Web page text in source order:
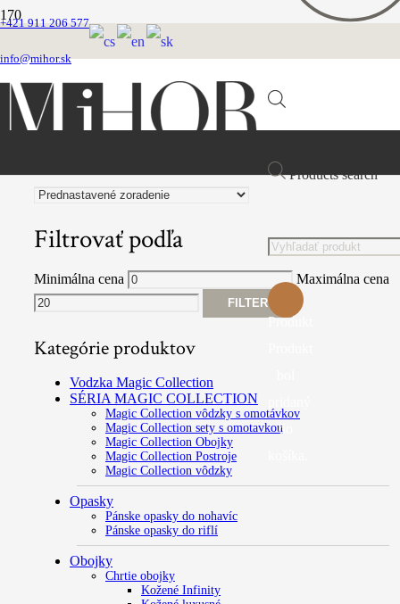
+421 911 206 577
info@mihor.sk
Products search
Produkt
do
Retiazkové obojky
Filtrovať podľa
Minimálna cena Maximálna cena
FILTER
Kategórie produktov
Vodzka Magic Collection
SÉRIA MAGIC COLLECTION
Magic Collection vôdzky s omotávkov
Magic Collection sety s omotavkou
Magic Collection Obojky
Magic Collection Postroje
Magic Collection vôdzky
Opasky
Pánske opasky do nohavíc
Pánske opasky do riflí
Obojky
Chrtie obojky
Kožené Infinity